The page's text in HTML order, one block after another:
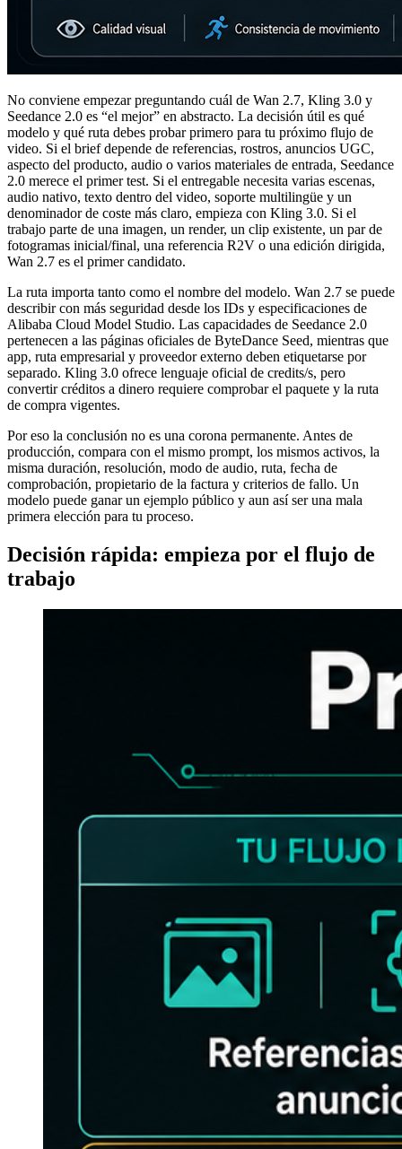
No conviene empezar preguntando cuál de Wan 2.7, Kling 3.0 y
Seedance 2.0 es “el mejor” en abstracto. La decisión útil es qué
modelo y qué ruta debes probar primero para tu próximo flujo de
video. Si el brief depende de referencias, rostros, anuncios UGC,
aspecto del producto, audio o varios materiales de entrada, Seedance
2.0 merece el primer test. Si el entregable necesita varias escenas,
audio nativo, texto dentro del video, soporte multilingüe y un
denominador de coste más claro, empieza con Kling 3.0. Si el
trabajo parte de una imagen, un render, un clip existente, un par de
fotogramas inicial/final, una referencia R2V o una edición dirigida,
Wan 2.7 es el primer candidato.
La ruta importa tanto como el nombre del modelo. Wan 2.7 se puede
describir con más seguridad desde los IDs y especificaciones de
Alibaba Cloud Model Studio. Las capacidades de Seedance 2.0
pertenecen a las páginas oficiales de ByteDance Seed, mientras que
app, ruta empresarial y proveedor externo deben etiquetarse por
separado. Kling 3.0 ofrece lenguaje oficial de credits/s, pero
convertir créditos a dinero requiere comprobar el paquete y la ruta
de compra vigentes.
Por eso la conclusión no es una corona permanente. Antes de
producción, compara con el mismo prompt, los mismos activos, la
misma duración, resolución, modo de audio, ruta, fecha de
comprobación, propietario de la factura y criterios de fallo. Un
modelo puede ganar un ejemplo público y aun así ser una mala
primera elección para tu proceso.
Decisión rápida: empieza por el flujo de
trabajo